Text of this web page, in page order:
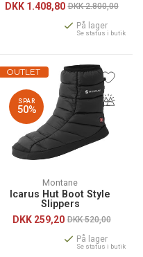
DKK1.408,80 DKK 2.800,00
På lager
Se status i butik
OUTLET
SPAR
50%
Montane
Icarus Hut Boot Style
Slippers
DKK259,20 DKK 520,00
På lager
Se status i butik